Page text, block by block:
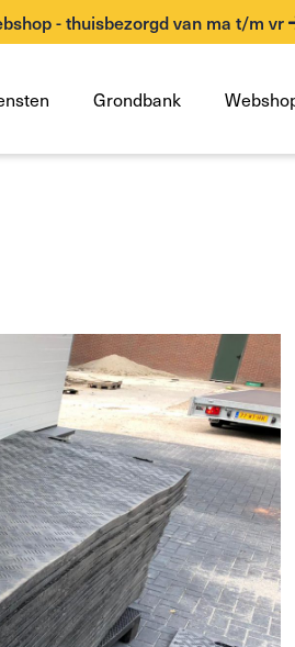
- thuisbezorgd van ma t/m vr
Grondbank